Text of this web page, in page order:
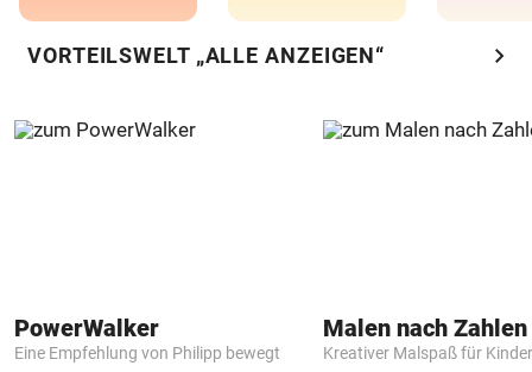
VORTEILSWELT „ALLE ANZEIGEN“ chevron_right
PowerWalker
Eine Empfehlung von Philipp bewegt Kreativer Malspaß für Kinder